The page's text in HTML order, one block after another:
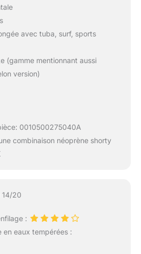
avec tuba, surf, sports
(gamme mentionnant aussi
version)
0010500275040A
combinaison néoprène shorty
14/20
:
eaux tempérées :